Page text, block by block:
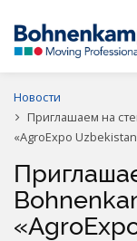
Новости
Приглашаем на
«AgroExpo